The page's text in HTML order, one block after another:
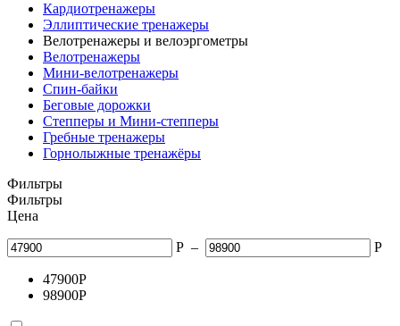
Кардиотренажеры
Эллиптические тренажеры
Велотренажеры и велоэргометры
Велотренажеры
Мини-велотренажеры
Спин-байки
Беговые дорожки
Степперы и Мини-степперы
Гребные тренажеры
Горнолыжные тренажёры
Фильтры
Фильтры
Цена
Р – Р
47900Р
98900Р